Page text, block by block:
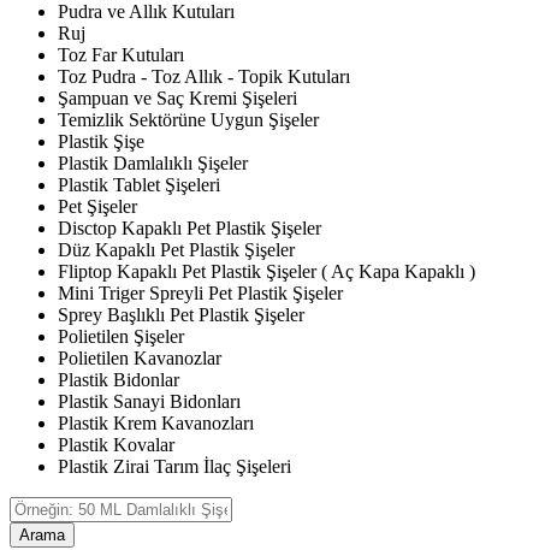
Pudra ve Allık Kutuları
Ruj
Toz Far Kutuları
Toz Pudra - Toz Allık - Topik Kutuları
Şampuan ve Saç Kremi Şişeleri
Temizlik Sektörüne Uygun Şişeler
Plastik Şişe
Plastik Damlalıklı Şişeler
Plastik Tablet Şişeleri
Pet Şişeler
Disctop Kapaklı Pet Plastik Şişeler
Düz Kapaklı Pet Plastik Şişeler
Fliptop Kapaklı Pet Plastik Şişeler ( Aç Kapa Kapaklı )
Mini Triger Spreyli Pet Plastik Şişeler
Sprey Başlıklı Pet Plastik Şişeler
Polietilen Şişeler
Polietilen Kavanozlar
Plastik Bidonlar
Plastik Sanayi Bidonları
Plastik Krem Kavanozları
Plastik Kovalar
Plastik Zirai Tarım İlaç Şişeleri
Arama